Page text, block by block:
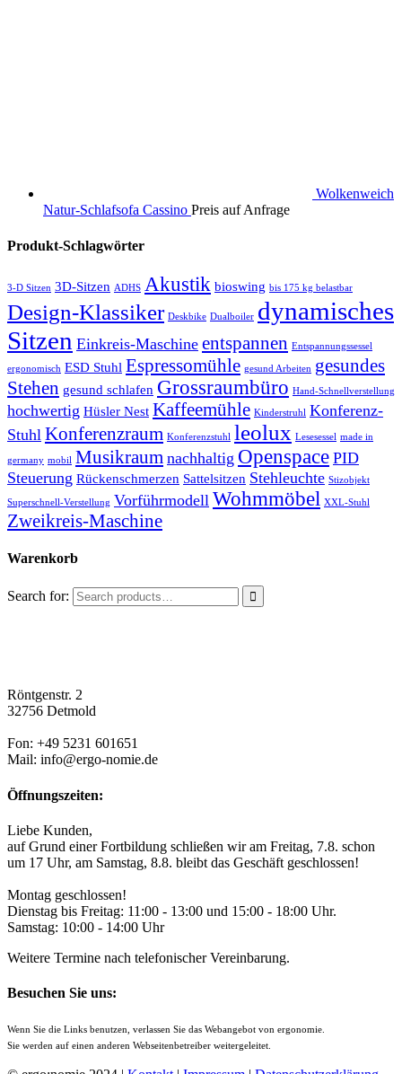
Wolkenweich
Natur-Schlafsofa Cassino Preis auf Anfrage
Produkt-Schlagwörter
3-D Sitzen 3D-Sitzen ADHS Akustik bioswing bis 175 kg belastbar
Design-Klassiker Deskbike Dualboiler dynamisches
Sitzen Einkreis-Maschine entspannen Entspannungssessel
ergonomisch ESD Stuhl Espressomühle gesund Arbeiten gesundes
Stehen gesund schlafen Grossraumbüro Hand-Schnellverstellung
hochwertig Hüsler Nest Kaffeemühle Kinderstruhl Konferenz-
Stuhl Konferenzraum Konferenzstuhl leolux Lesesessel made in
germany mobil Musikraum nachhaltig Openspace PID
Steuerung Rückenschmerzen Sattelsitzen Stehleuchte Stizobjekt
Superschnell-Verstellung Vorführmodell Wohmmöbel XXL-Stuhl
Zweikreis-Maschine
Warenkorb
Search for:
Röntgenstr. 2
32756 Detmold
Fon: +49 5231 601651
Mail: info@ergo-nomie.de
Öffnungszeiten:
Liebe Kunden,
auf Grund einer Fortbildung schließen wir am Freitag, 7.8. schon
um 17 Uhr, am Samstag, 8.8. bleibt das Geschäft geschlossen!
Montag geschlossen!
Dienstag bis Freitag: 11:00 - 13:00 und 15:00 - 18:00 Uhr.
Samstag: 10:00 - 14:00 Uhr
Weitere Termine nach telefonischer Vereinbarung.
Besuchen Sie uns:
Wenn Sie die Links benutzen, verlassen Sie das Webangebot von ergonomie.
Sie werden auf einen anderen Webseitenbetreiber weitergeleitet.